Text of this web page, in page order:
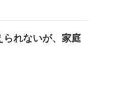
れないが、家庭